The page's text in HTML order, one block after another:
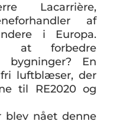
Lacarrière,
af
i Europa.
at forbedre
bygninger? En
luftblæser, der
til RE2020 og
blev nået denne